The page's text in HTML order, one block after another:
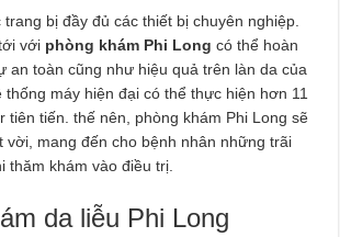
bị đầy đủ các thiết bị chuyên nghiệp.
với phòng khám Phi Long có thể hoàn
an toàn cũng như hiệu quả trên làn da của
thống máy hiện đại có thể thực hiện hơn 11
tiên tiến. thế nên, phòng khám Phi Long sẽ
vời, mang đến cho bệnh nhân những trãi
thăm khám vào điều trị.